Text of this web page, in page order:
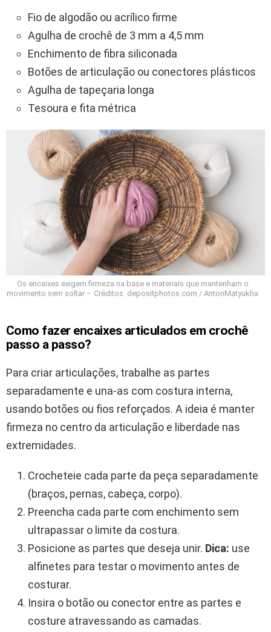
Fio de algodão ou acrílico firme
Agulha de crochê de 3 mm a 4,5 mm
Enchimento de fibra siliconada
Botões de articulação ou conectores plásticos
Agulha de tapeçaria longa
Tesoura e fita métrica
Os encaixes exigem firmeza na base e materiais que mantenham o
movimento sem soltar – Créditos: depositphotos.com / AntonMatyukha
Como fazer encaixes articulados em crochê
passo a passo?
Para criar articulações, trabalhe as partes
separadamente e una-as com costura interna,
usando botões ou fios reforçados. A ideia é manter
firmeza no centro da articulação e liberdade nas
extremidades.
Crocheteie cada parte da peça separadamente
(braços, pernas, cabeça, corpo).
Preencha cada parte com enchimento sem
ultrapassar o limite da costura.
Posicione as partes que deseja unir. Dica: use
alfinetes para testar o movimento antes de
costurar.
Insira o botão ou conector entre as partes e
costure atravessando as camadas.